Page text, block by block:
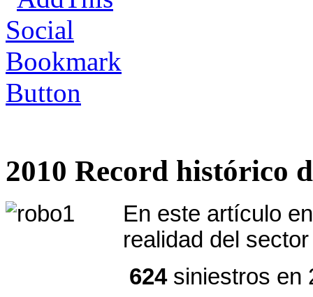
2010 Record histórico
En este artículo
realidad del
624siniestros en